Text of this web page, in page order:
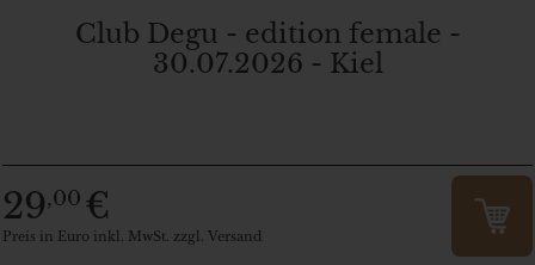
Club Degu - edition female -
30.07.2026 - Kiel
29,00 €
Preis in Euro inkl. MwSt. zzgl. Versand